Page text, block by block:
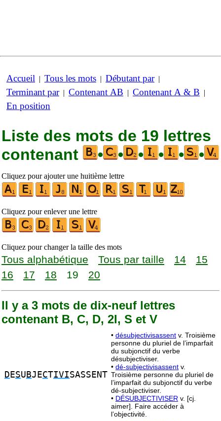
Accueil | Tous les mots | Débutant par|
Terminant par| Contenant AB | Contenant A & B |
En position
Liste des mots de 19 lettres
contenant
• • • • • •
Cliquez pour ajouter une huitième lettre
Cliquez pour enlever une lettre
Cliquez pour changer la taille des mots
Tous alphabétique Tous par taille 14
15
16
17 18 19 20
Il y a 3 mots de dix-neuf lettres
contenant B, C, D, 2I, S et V
D ESU BJECTIVISASSENT
• désubjectivisassent v. Troisième
personne du pluriel de l’imparfait
du subjonctif du verbe
désubjectiviser.
• dé-subjectivisassent v.
Troisième personne du pluriel de
l’imparfait du subjonctif du verbe
dé-subjectiviser.
• DÉSUBJECTIVISER v. [cj.
aimer]. Faire accéder à
l’objectivité.